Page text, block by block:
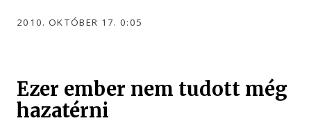
2010. OKTÓBER 17. 0:05
Ezer ember nem tudott még
hazatérni